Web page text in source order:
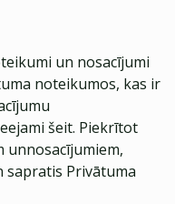
un nosacījumi
noteikumos, kas ir
šeit. Piekrītot
unnosacījumiem,
sapratis Privātuma